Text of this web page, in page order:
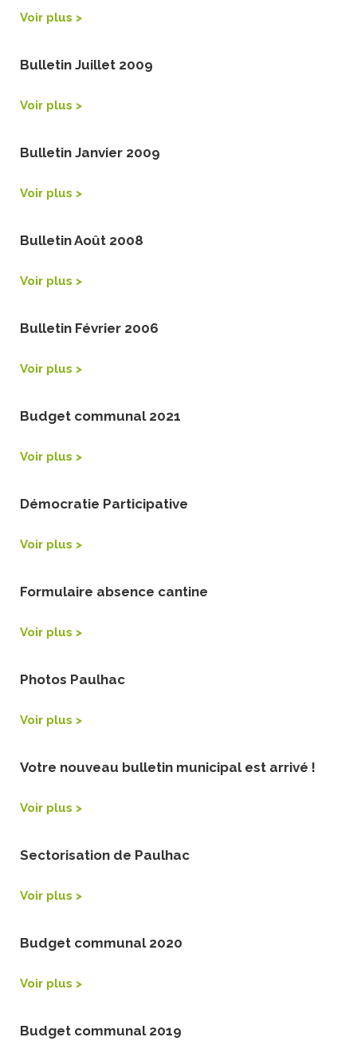
Voir plus >
Bulletin Juillet 2009
Voir plus >
Bulletin Janvier 2009
Voir plus >
Bulletin Août 2008
Voir plus >
Bulletin Février 2006
Voir plus >
Budget communal 2021
Voir plus >
Démocratie Participative
Voir plus >
Formulaire absence cantine
Voir plus >
Photos Paulhac
Voir plus >
Votre nouveau bulletin municipal est arrivé !
Voir plus >
Sectorisation de Paulhac
Voir plus >
Budget communal 2020
Voir plus >
Budget communal 2019